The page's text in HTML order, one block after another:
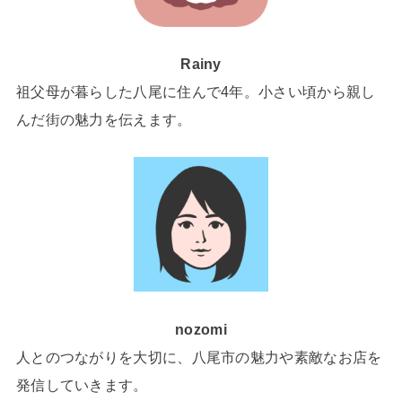
Rainy
祖父母が暮らした八尾に住んで4年。小さい頃から親し
んだ街の魅力を伝えます。
nozomi
人とのつながりを大切に、八尾市の魅力や素敵なお店を
発信していきます。